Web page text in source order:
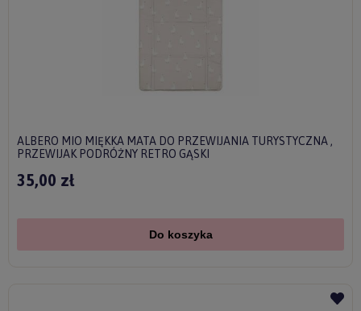
ALBERO MIO MIĘKKA MATA DO PRZEWIJANIA TURYSTYCZNA ,
PRZEWIJAK PODRÓŻNY RETRO GĄSKI
35,00 zł
Do koszyka